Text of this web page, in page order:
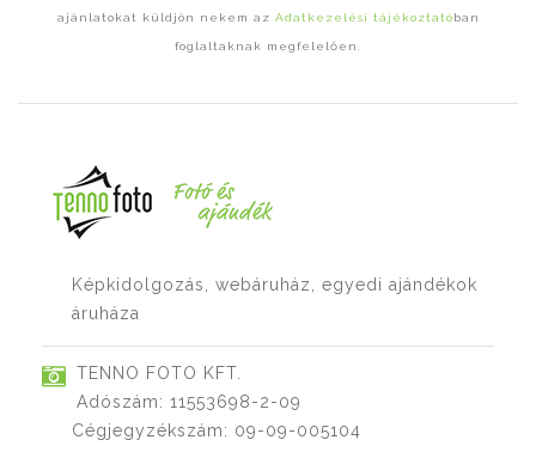
ajánlatokat küldjön nekem az Adatkezelési tájékoztatóban
foglaltaknak megfelelően.
Képkidolgozás, webáruház, egyedi ajándékok
áruháza
TENNO FOTO KFT.
Adószám: 11553698-2-09
Cégjegyzékszám: 09-09-005104